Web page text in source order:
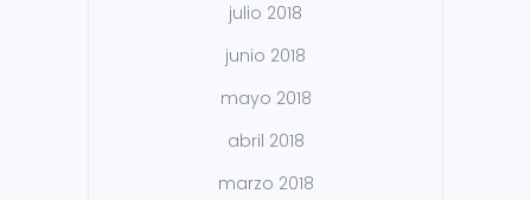
julio 2018
junio 2018
mayo 2018
abril 2018
marzo 2018